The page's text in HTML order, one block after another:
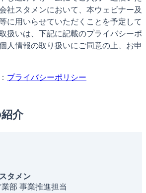
社スタメンにおいて、本ウェビナー及
に用いらせていただくことを予定して
扱いは、下記に記載のプライバシーポ
人情報の取り扱いにご同意の上、お申
プライバシーポリシー
介
タメン
部 事業推進担当